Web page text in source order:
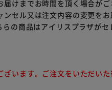
けまでお時間を頂く場合がご
セル又は注文内容の変更をお
らの商品はアイリスプラザが
います。ご注文をいただい